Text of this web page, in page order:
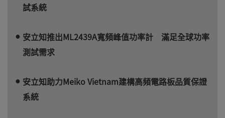
試系統
安立知推出ML2439A寬頻峰值功率計 滿足全球功率
測試需求
安立知助力Meiko Vietnam建構高頻電路板品質保證
系統